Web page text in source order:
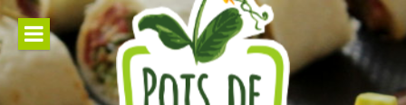
Aller
au
contenu